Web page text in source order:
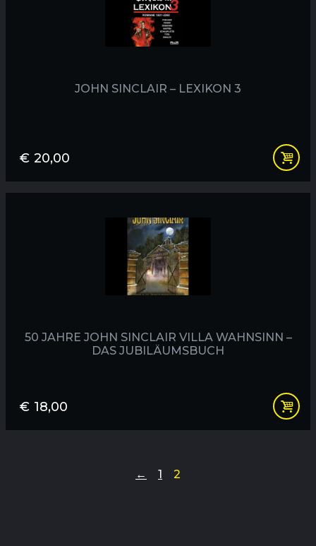
JOHN SINCLAIR – LEXIKON 3
€ 20,00
50 JAHRE JOHN SINCLAIR VILLA WAHNSINN –
DAS JUBILÄUMSBUCH
€ 18,00
← 1 2